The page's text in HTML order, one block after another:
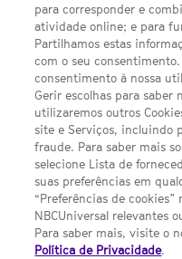
Escolhas de Anúncios
Política de privacidade
Termos E Condições
FILMES
UMA DIVISÃO DA
Contact us by email:
para corresponder e
atividade online; e para
Partilhamos estas
com o seu consentimento.
consentimento à nossa
Gerir escolhas para saber
utilizaremos outros
site e Serviços, incluindo
fraude. Para saber mais
selecione Lista de
suas preferências em
“Preferências de
NBCUniversal relevantes
Para saber mais, visite o
Política de Privacidade.